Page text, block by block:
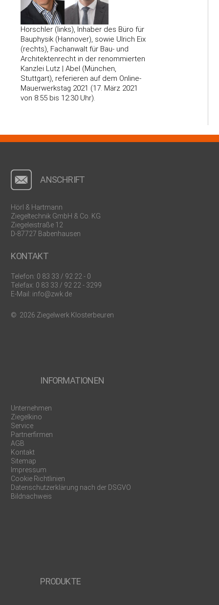
Horschler (links), Inhaber des Büro für
Bauphysik (Hannover), sowie Ulrich Eix
(rechts), Fachanwalt für Bau- und
Architektenrecht in der renommierten
Kanzlei Lutz | Abel (München,
Stuttgart), referieren auf dem Online-
Mauerwerkstag 2021 (17. März 2021
von 8:55 bis 12:30 Uhr).
ANSCHRIFT
Hörl & Hartmann
Ziegeltechnik GmbH & Co. KG
Ziegeleistraße 12
D-87727 Babenhausen
KONTAKT
Telefon: 0 83 33 / 92 22 - 0
Telefax: 0 83 33 / 92 22 - 3299
E-Mail: info@zwk.de
© 2026 Ziegelwerk Klosterbeuren
INFORMATIONEN
Unternehmen
Ziegelkino
Service
Partnerfirmen
AGB
Kontakt
Sitemap
Impressum
Cookie Richtlinien
Datenschutzerklärung nach der DSGVO
Bildnachweis
PRODUKTE